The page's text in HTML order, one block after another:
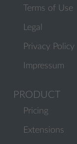
Terms of Use
Legal
Privacy Policy
Impressum
PRODUCT
Pricing
Extensions